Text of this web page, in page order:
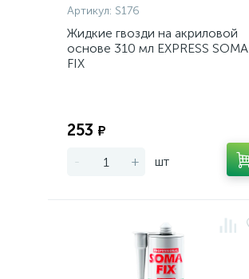
Артикул: S176
Жидкие гвозди на акриловой
основе 310 мл EXPRESS SOMA
FIX
253 ₽
- + шт